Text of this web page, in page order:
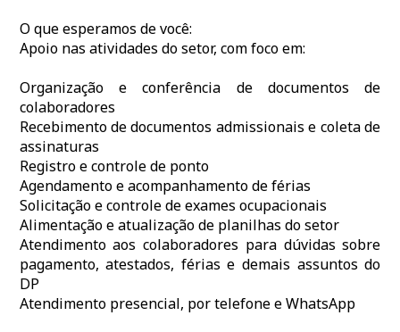
O que esperamos de você:
Apoio nas atividades do setor, com foco em:
Organização e conferência de documentos de
colaboradores
Recebimento de documentos admissionais e coleta de
assinaturas
Registro e controle de ponto
Agendamento e acompanhamento de férias
Solicitação e controle de exames ocupacionais
Alimentação e atualização de planilhas do setor
Atendimento aos colaboradores para dúvidas sobre
pagamento, atestados, férias e demais assuntos do
DP
Atendimento presencial, por telefone e WhatsApp